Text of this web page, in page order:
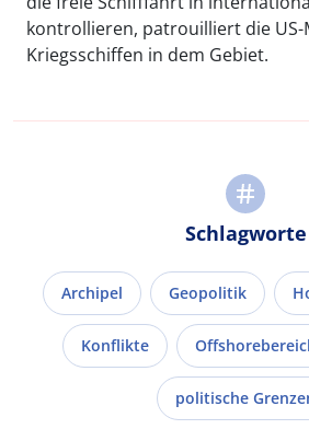
kontrollieren, patrouilliert die
Kriegsschiffen in dem Gebiet.
Schlagworte
Archipel Geopolitik
Konflikte
politische